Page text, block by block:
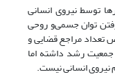
توسط نیروی انسانی
توان جسمی‌‌‌و روحی
تعداد مراجع قضایی و
رشد داشته اما
نیروی انسانی نیست.